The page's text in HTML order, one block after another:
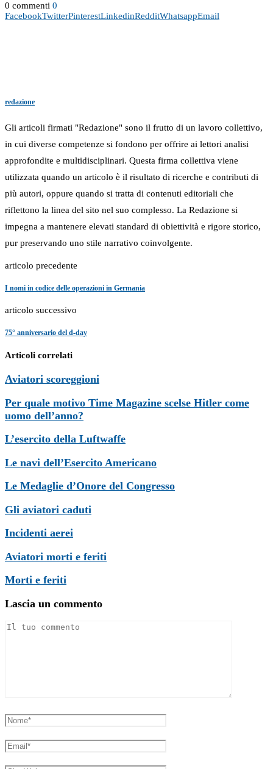
0 commenti 0
FacebookTwitterPinterestLinkedinRedditWhatsappEmail
redazione
Gli articoli firmati "Redazione" sono il frutto di un lavoro collettivo,
in cui diverse competenze si fondono per offrire ai lettori analisi
approfondite e multidisciplinari. Questa firma collettiva viene
utilizzata quando un articolo è il risultato di ricerche e contributi di
più autori, oppure quando si tratta di contenuti editoriali che
riflettono la linea del sito nel suo complesso. La Redazione si
impegna a mantenere elevati standard di obiettività e rigore storico,
pur preservando uno stile narrativo coinvolgente.
articolo precedente
I nomi in codice delle operazioni in Germania
articolo successivo
75° anniversario del d-day
Articoli correlati
Aviatori scoreggioni
Per quale motivo Time Magazine scelse Hitler come
uomo dell’anno?
L’esercito della Luftwaffe
Le navi dell’Esercito Americano
Le Medaglie d’Onore del Congresso
Gli aviatori caduti
Incidenti aerei
Aviatori morti e feriti
Morti e feriti
Lascia un commento